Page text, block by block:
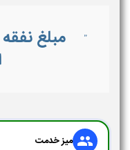
”
مبلغ
group میز خدمت